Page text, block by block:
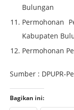
Bulungan
Permohonan
Kabupaten
Permohonan
Sumber : DPUPR-
Bagikan ini: